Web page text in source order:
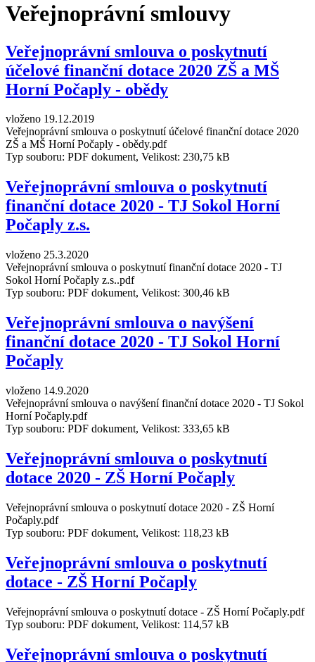
Veřejnoprávní smlouvy
Veřejnoprávní smlouva o poskytnutí
účelové finanční dotace 2020 ZŠ a MŠ
Horní Počaply - obědy
vloženo 19.12.2019
Veřejnoprávní smlouva o poskytnutí účelové finanční dotace 2020
ZŠ a MŠ Horní Počaply - obědy.pdf
Typ souboru: PDF dokument, Velikost: 230,75 kB
Veřejnoprávní smlouva o poskytnutí
finanční dotace 2020 - TJ Sokol Horní
Počaply z.s.
vloženo 25.3.2020
Veřejnoprávní smlouva o poskytnutí finanční dotace 2020 - TJ
Sokol Horní Počaply z.s..pdf
Typ souboru: PDF dokument, Velikost: 300,46 kB
Veřejnoprávní smlouva o navýšení
finanční dotace 2020 - TJ Sokol Horní
Počaply
vloženo 14.9.2020
Veřejnoprávní smlouva o navýšení finanční dotace 2020 - TJ Sokol
Horní Počaply.pdf
Typ souboru: PDF dokument, Velikost: 333,65 kB
Veřejnoprávní smlouva o poskytnutí
dotace 2020 - ZŠ Horní Počaply
Veřejnoprávní smlouva o poskytnutí dotace 2020 - ZŠ Horní
Počaply.pdf
Typ souboru: PDF dokument, Velikost: 118,23 kB
Veřejnoprávní smlouva o poskytnutí
dotace - ZŠ Horní Počaply
Veřejnoprávní smlouva o poskytnutí dotace - ZŠ Horní Počaply.pdf
Typ souboru: PDF dokument, Velikost: 114,57 kB
Veřejnoprávní smlouva o poskytnutí